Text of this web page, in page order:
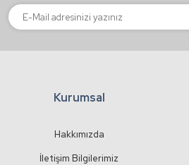
Bu ürüne benzer farklı alternatifler
Kurumsal
Hakkımızda
İletişim Bilgilerimiz